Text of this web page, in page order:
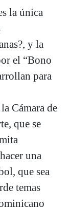
la única
y la
el “Bono
para
Cámara de
que se
una
que sea
temas